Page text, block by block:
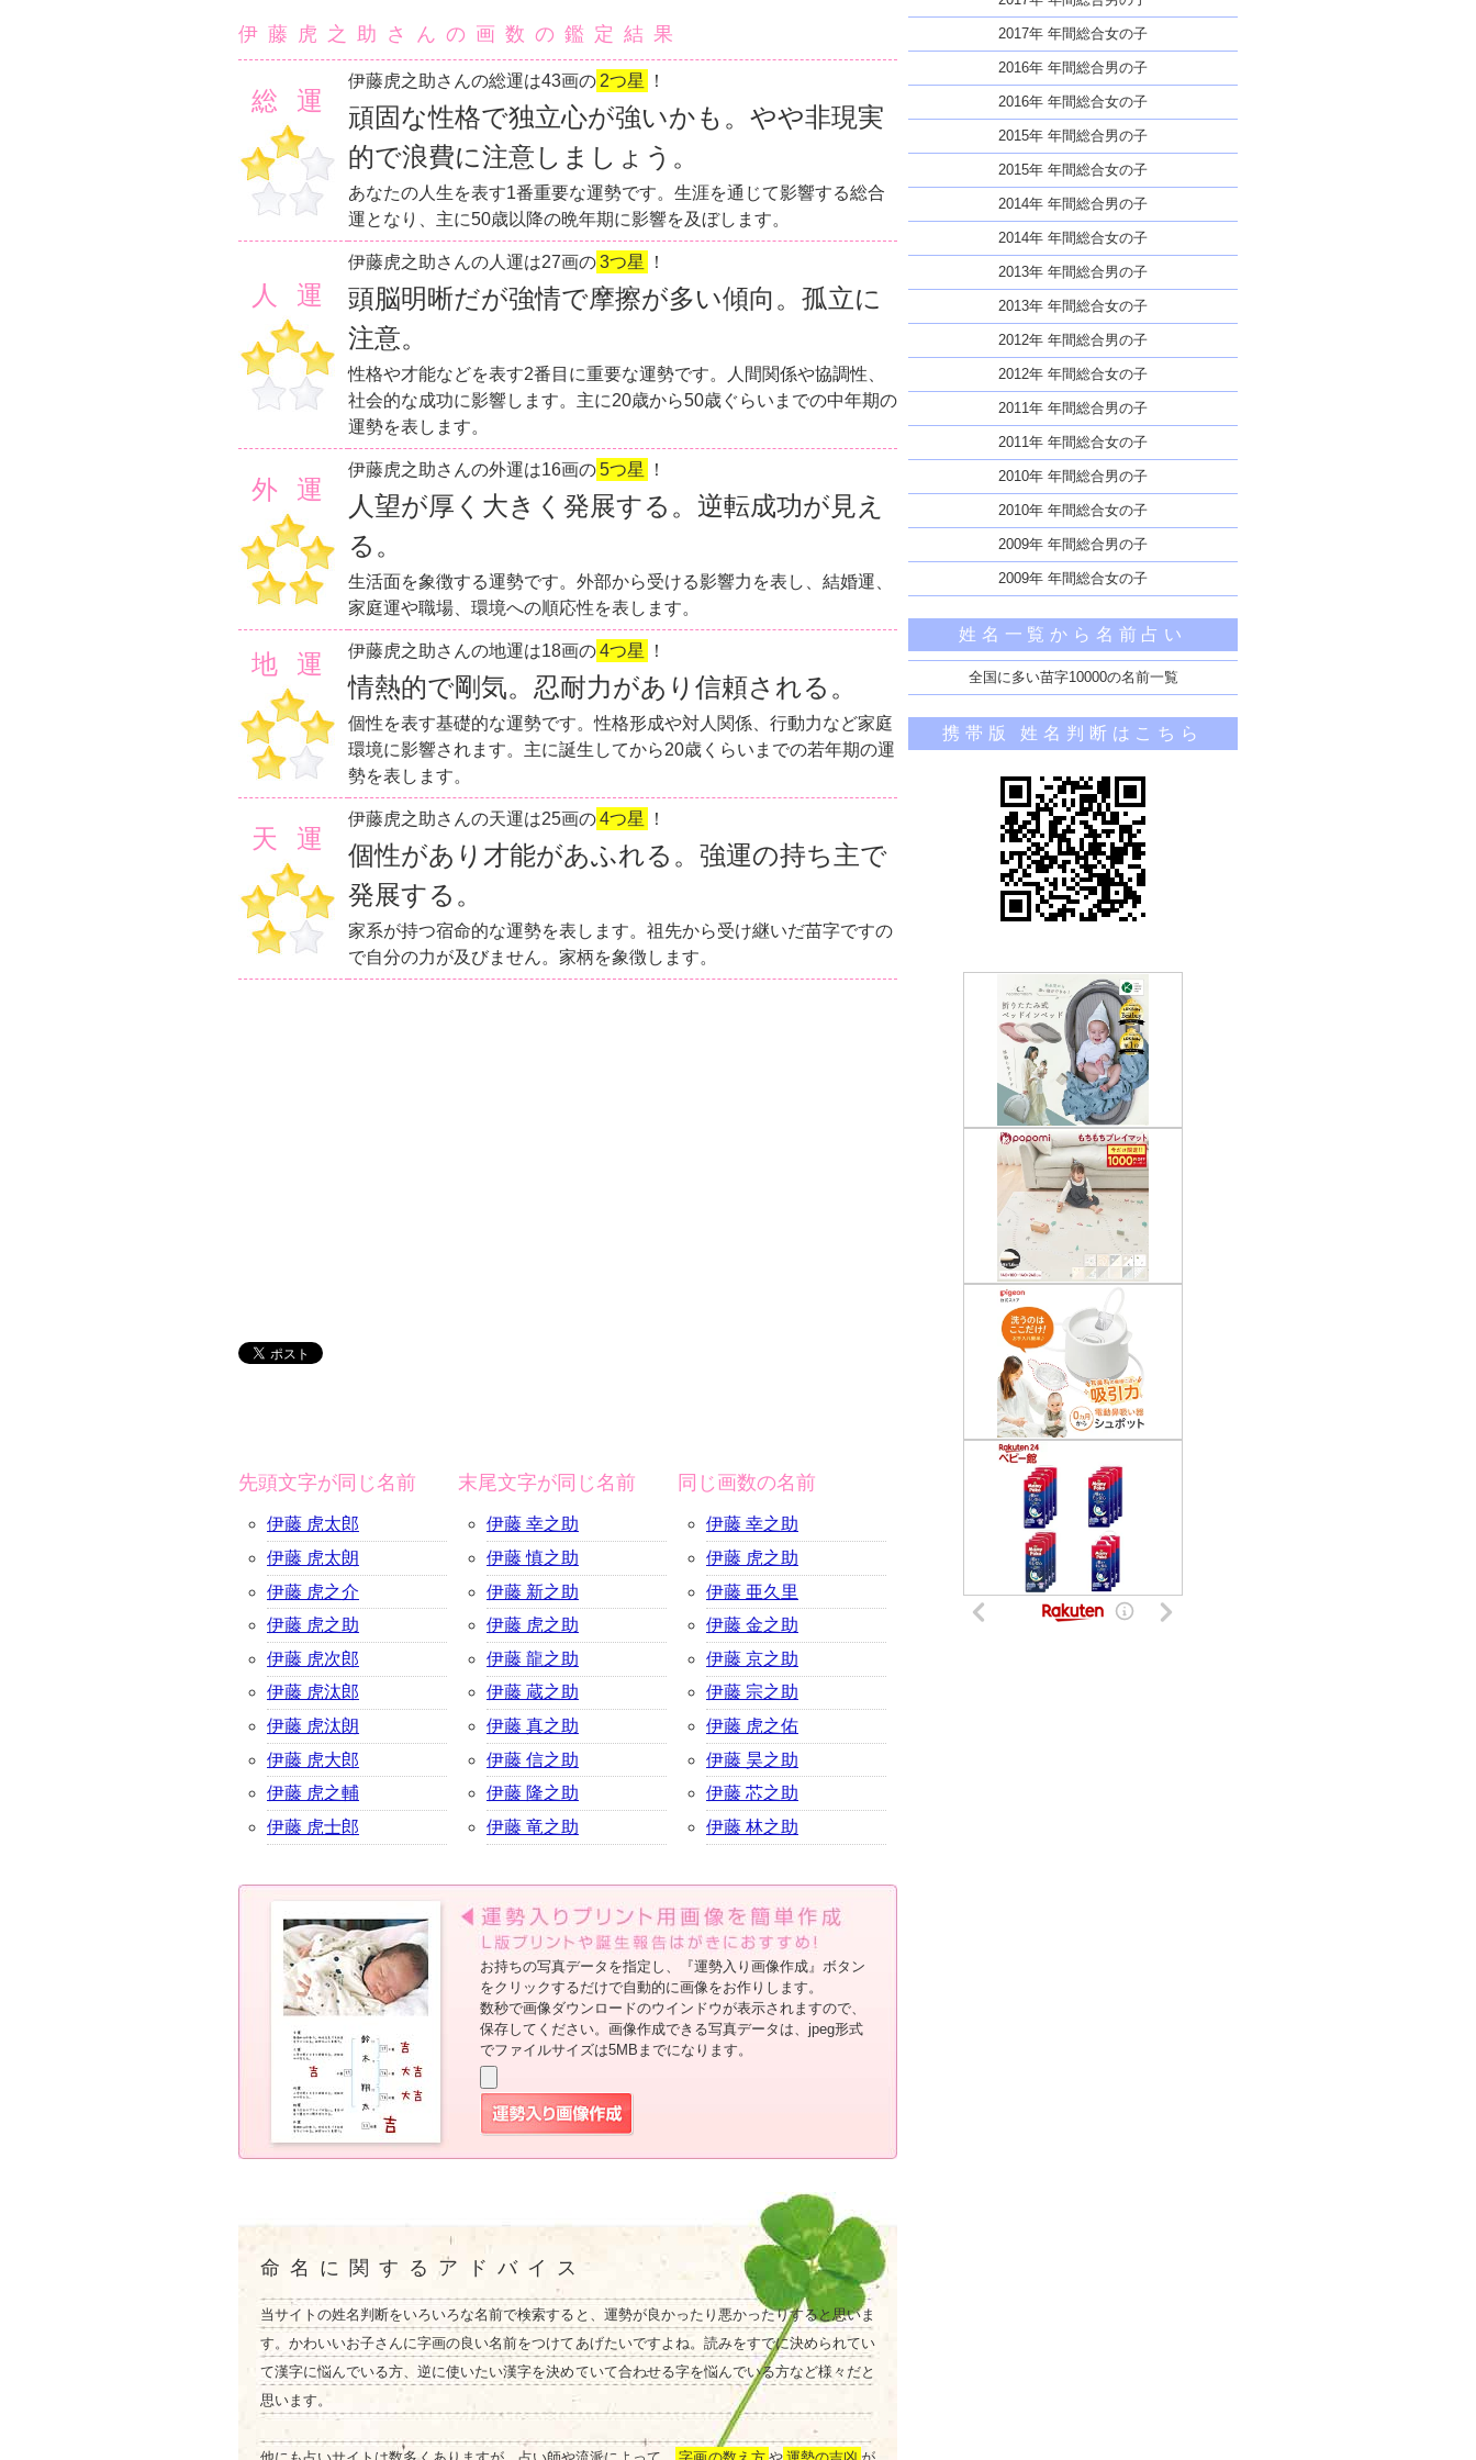
伊藤虎之助さんの画数の鑑定結果
総運
伊藤虎之助さんの総運は43画の 2つ星 ！
頑固な性格で独立心が強いかも。やや非現実
的で浪費に注意しましょう。
あなたの人生を表す1番重要な運勢です。生涯を通じて影響する総合
運となり、主に50歳以降の晩年期に影響を及ぼします。
人運
伊藤虎之助さんの人運は27画の3つ星 ！
頭脳明晰だが強情で摩擦が多い傾向。孤立に
注意。
性格や才能などを表す2番目に重要な運勢です。人間関係や協調性、
社会的な成功に影響します。主に20歳から50歳ぐらいまでの中年期の
運勢を表します。
外運
伊藤虎之助さんの外運は16画の5つ星 ！
人望が厚く大きく発展する。逆転成功が見え
る。
生活面を象徴する運勢です。外部から受ける影響力を表し、結婚運、
家庭運や職場、環境への順応性を表します。
地運 伊藤虎之助さんの地運は18画の4つ星 ！
情熱的で剛気。忍耐力があり信頼される。
個性を表す基礎的な運勢です。性格形成や対人関係、行動力など家庭
環境に影響されます。主に誕生してから20歳くらいまでの若年期の運
勢を表します。
天運
伊藤虎之助さんの天運は25画の4つ星 ！
個性があり才能があふれる。強運の持ち主で
発展する。
家系が持つ宿命的な運勢を表します。祖先から受け継いだ苗字ですの
で自分の力が及びません。家柄を象徴します。
先頭文字が同じ名前
伊藤 虎太郎
伊藤 虎太朗
伊藤 虎之介
伊藤 虎之助
伊藤 虎次郎
伊藤 虎汰郎
伊藤 虎汰朗
伊藤 虎大郎
伊藤 虎之輔
伊藤 虎士郎
末尾文字が同じ名前
伊藤 幸之助
伊藤 慎之助
伊藤 新之助
伊藤 虎之助
伊藤 龍之助
伊藤 蔵之助
伊藤 真之助
伊藤 信之助
伊藤 隆之助
伊藤 竜之助
同じ画数の名前
伊藤 幸之助
伊藤 虎之助
伊藤 亜久里
伊藤 金之助
伊藤 京之助
伊藤 宗之助
伊藤 虎之佑
伊藤 昊之助
伊藤 芯之助
伊藤 林之助
お持ちの写真データを指定し、『運勢入り画像作成』ボタン
をクリックするだけで自動的に画像をお作りします。
数秒で画像ダウンロードのウインドウが表示されますので、
保存してください。画像作成できる写真データは、jpeg形式
でファイルサイズは5MBまでになります。
命名に関するアドバイス
当サイトの姓名判断をいろいろな名前で検索すると、運勢が良かったり悪かったりすると思いま
す。かわいいお子さんに字画の良い名前をつけてあげたいですよね。読みをすでに決められてい
て漢字に悩んでいる方、逆に使いたい漢字を決めていて合わせる字を悩んでいる方など様々だと
思います。
2017年 年間総合女の子
2016年 年間総合男の子
2016年 年間総合女の子
2015年 年間総合男の子
2015年 年間総合女の子
2014年 年間総合男の子
2014年 年間総合女の子
2013年 年間総合男の子
2013年 年間総合女の子
2012年 年間総合男の子
2012年 年間総合女の子
2011年 年間総合男の子
2011年 年間総合女の子
2010年 年間総合男の子
2010年 年間総合女の子
2009年 年間総合男の子
2009年 年間総合女の子
姓名一覧から名前占い
全国に多い苗字10000の名前一覧
携帯版 姓名判断はこちら